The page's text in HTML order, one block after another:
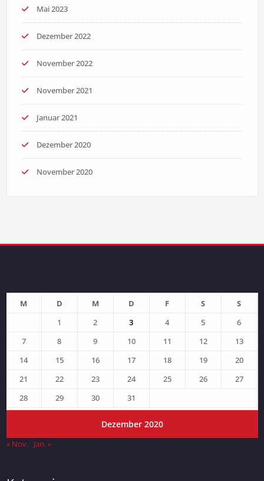
Mai 2023
Dezember 2022
November 2022
November 2021
Januar 2021
Dezember 2020
November 2020
Dezember 2020
M D M D F S
S
1
2 3 4 5
6
7
8 9 10 11 12
13
14
15 16 17 18 19
20
21
22 23 24 25 26
27
28
29 30 31
« Nov. Jan. »